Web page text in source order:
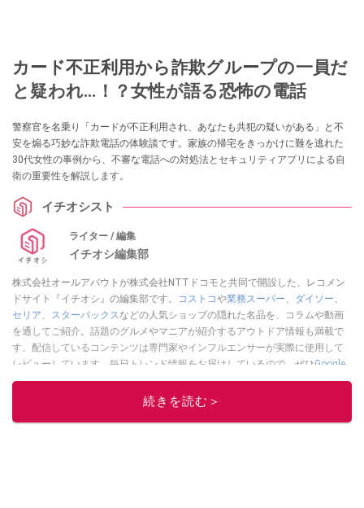
カード不正利用から詐欺グループの一員だ
と疑われ…！？女性が語る恐怖の電話
警察官を名乗り「カードが不正利用され、あなたも共犯の疑いがある」と不
安を煽る巧妙な詐欺電話の体験談です。家族の帰宅をきっかけに難を逃れた
30代女性の事例から、不審な電話への対処法とセキュリティアプリによる自
衛の重要性を解説します。
イチオシスト
ライター / 編集
イチオシ編集部
株式会社オールアバウトが株式会社NTTドコモと共同で開設した、レコメン
ドサイト『イチオシ』の編集部です。
コストコや業務スーパー、 ダイソー、
セリア、 スターバックスなどの人気ショップの隠れた名品を、コラムや動画
を通してご紹介。話題のグルメやマニアが紹介するアウトドア情報も満載で
す。配信しているコンテンツは専門家やインフルエンサーが実際に使用して
レビューしています。毎日トレンド情報をお届けしているので、ぜひGoogle
ニュースでフォローしてください！
このイチオシストの他の記事を読む
続きを読む＞